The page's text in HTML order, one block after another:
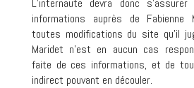
L’internaute devra donc
informations auprès de
toutes modifications du site qu’il
Maridet n’est en aucun cas
faite de ces informations, et de
indirect pouvant en découler.